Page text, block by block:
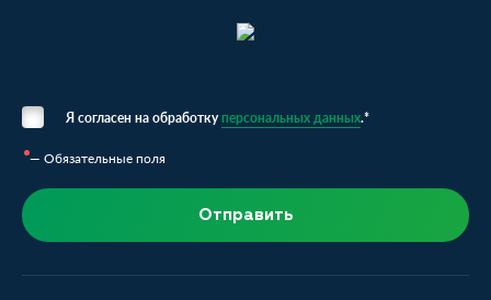
Я согласен на обработкуперсональных данных.*
— Обязательные поля
Отправить